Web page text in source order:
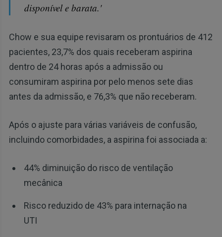
disponível e barata.'
Chow e sua equipe revisaram os prontuários de 412
pacientes, 23,7% dos quais receberam aspirina
dentro de 24 horas após a admissão ou
consumiram aspirina por pelo menos sete dias
antes da admissão, e 76,3% que não receberam.
Após o ajuste para várias variáveis de confusão,
incluindo comorbidades, a aspirina foi associada a:
44% diminuição do risco de ventilação
mecânica
Risco reduzido de 43% para internação na
UTI